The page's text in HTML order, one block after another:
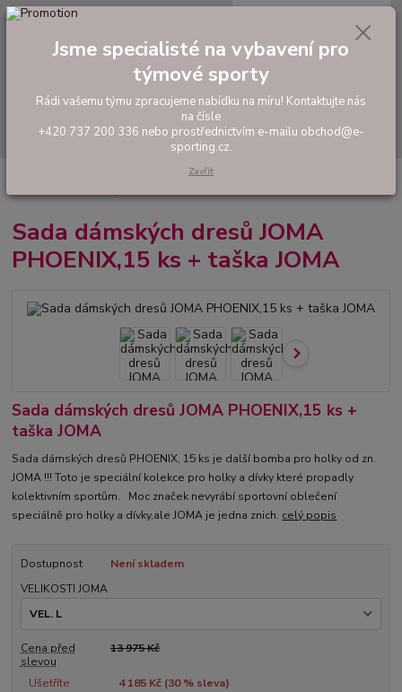
Hledat
tel: +420 737 200 336
0,00 Kč
Akční sady dresů
dresů JOMA PHOENIX,15 ks + taška JOMA
Sada dámských dresů JOMA
PHOENIX,15 ks + taška JOMA
Sada dámských dresů JOMA PHOENIX,15 ks +
taška JOMA
Sada dámských dresů PHOENIX, 15 ks je další bomba pro holky od zn.
JOMA !!! Toto je speciální kolekce pro holky a dívky které propadly
kolektivním sportům. Moc značek nevyrábí sportovní oblečení
speciálně pro holky a dívky,ale JOMA je jedna znich. celý popis
Dostupnost
Není skladem
VELIKOSTI JOMA
Cena před
slevou
13 975 Kč
Ušetříte 4 185 Kč (30% sleva)
Jsme specialisté na vybavení pro
týmové sporty
Rádi vašemu týmu zpracujeme nabídku na míru! Kontaktujte nás
na čísle
+420 737 200 336 nebo prostřednictvím e-mailu obchod@e-
sporting.cz.
Zavřít